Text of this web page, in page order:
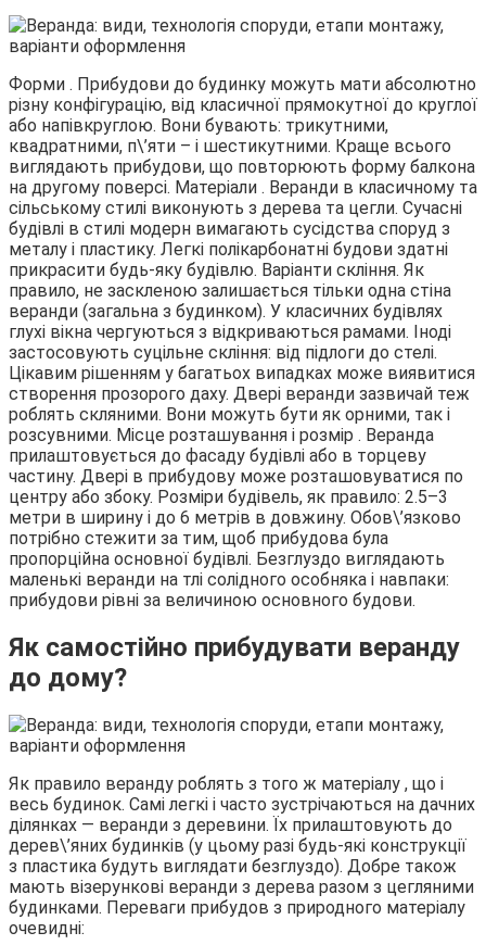
Форми . Прибудови до будинку можуть мати абсолютно
різну конфігурацію, від класичної прямокутної до круглої
або напівкруглою. Вони бувають: трикутними,
квадратними, п\’яти – і шестикутними. Краще всього
виглядають прибудови, що повторюють форму балкона
на другому поверсі. Матеріали . Веранди в класичному та
сільському стилі виконують з дерева та цегли. Сучасні
будівлі в стилі модерн вимагають сусідства споруд з
металу і пластику. Легкі полікарбонатні будови здатні
прикрасити будь-яку будівлю. Варіанти скління. Як
правило, не заскленою залишається тільки одна стіна
веранди (загальна з будинком). У класичних будівлях
глухі вікна чергуються з відкриваються рамами. Іноді
застосовують суцільне скління: від підлоги до стелі.
Цікавим рішенням у багатьох випадках може виявитися
створення прозорого даху. Двері веранди зазвичай теж
роблять скляними. Вони можуть бути як орними, так і
розсувними. Місце розташування і розмір . Веранда
прилаштовується до фасаду будівлі або в торцеву
частину. Двері в прибудову може розташовуватися по
центру або збоку. Розміри будівель, як правило: 2.5–3
метри в ширину і до 6 метрів в довжину. Обов\’язково
потрібно стежити за тим, щоб прибудова була
пропорційна основної будівлі. Безглуздо виглядають
маленькі веранди на тлі солідного особняка і навпаки:
прибудови рівні за величиною основного будови.
Як самостійно прибудувати веранду
до дому?
Як правило веранду роблять з того ж матеріалу , що і
весь будинок. Самі легкі і часто зустрічаються на дачних
ділянках — веранди з деревини. Їх прилаштовують до
дерев\’яних будинків (у цьому разі будь-які конструкції
з пластика будуть виглядати безглуздо). Добре також
мають візерункові веранди з дерева разом з цегляними
будинками. Переваги прибудов з природного матеріалу
очевидні: